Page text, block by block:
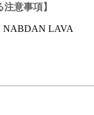
注意事項】
NABDAN LAVA